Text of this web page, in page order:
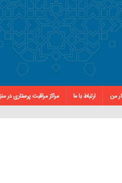
من ارتباط با ما مراکز مراقبت پرستاری در